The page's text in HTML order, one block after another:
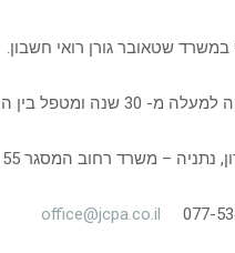
שטאובר גורן רואי חשבון.
בהחזרי מס לשכירים.
– משרד רחוב המסגר 55 ת"א
office@jcpa.co.il